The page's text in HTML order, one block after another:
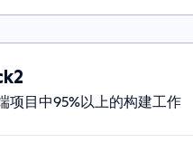
项目中95%以上的构建工作